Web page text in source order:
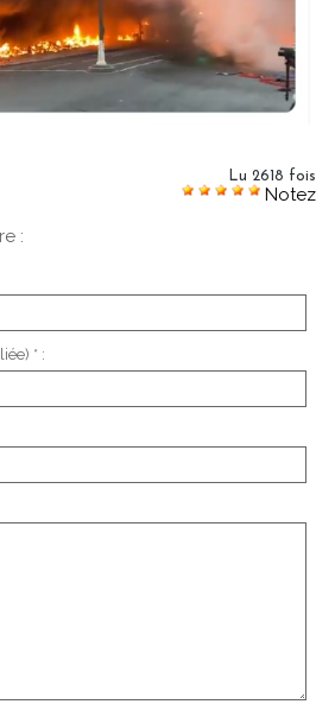
Lu 2618 fois
Notez
:
* :